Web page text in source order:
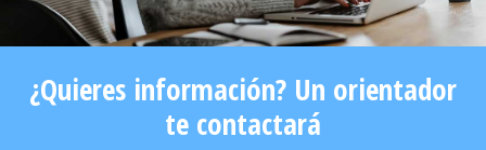
¿Quieres información? Un orientador
te contactará